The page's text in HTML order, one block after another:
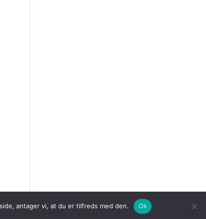
antager vi, at du er tilfreds med den. Ok